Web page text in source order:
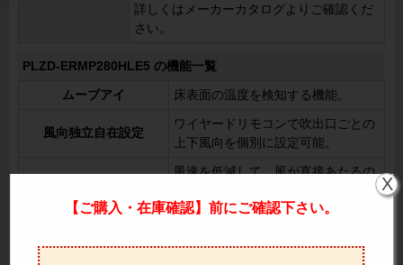
詳しくはメーカーカタログよりご確認くだ
さい。
PLZD-ERMP280HLE5 の機能一覧
ムーブアイ 床表面の温度を検知する機能。
風向独立自在設定
ワイヤードリモコンで吹出口ごとの
上下風向を個別に設定可能。
風速を低減して、風が直接あたるの
リモコン操作でスイングの設定を切
【ご購入・在庫確認】前にご確認下さい。
X